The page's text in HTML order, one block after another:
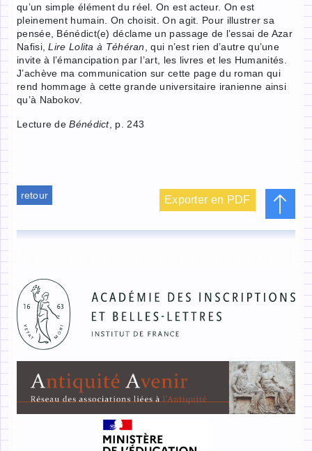
qu’un simple élément du réel. On est acteur. On est
pleinement humain. On choisit. On agit. Pour illustrer sa
pensée, Bénédict(e) déclame un passage de l’essai de Azar
Nafisi,Lire Lolita à Téhéran
, qui n’est rien d’autre qu’une
invite à l’émancipation par l’art, les livres et les Humanités.
J’achève ma communication sur cette page du roman qui
rend hommage à cette grande universitaire iranienne ainsi
qu’à Nabokov.
Lecture deBénédict, p. 243
retour Exporter en PDF